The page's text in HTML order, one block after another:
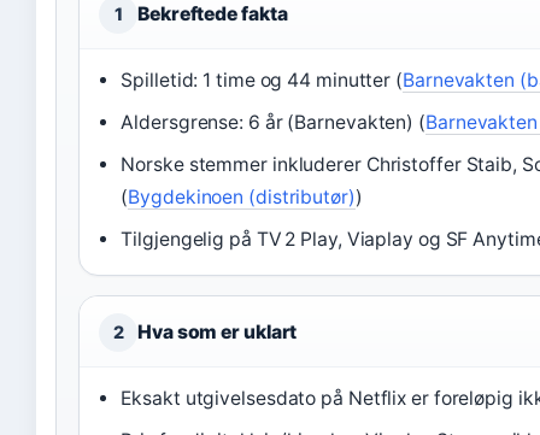
1 Bekreftede fakta
Spilletid: 1 time og 44 minutter (Barnevakten
Aldersgrense: 6 år (Barnevakten) (
Norske stemmer inkluderer Christoffer Staib,
(Bygdekinoen (distributør))
Tilgjengelig på TV 2 Play, Viaplay og SF
2 Hva som er uklart
Eksakt utgivelsesdato på Netflix er foreløpig